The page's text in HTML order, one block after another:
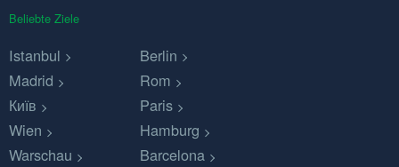
Beliebte Ziele
Istanbul
Berlin
Madrid
Rom
Київ
Paris
Wien
Hamburg
Warschau
Barcelona